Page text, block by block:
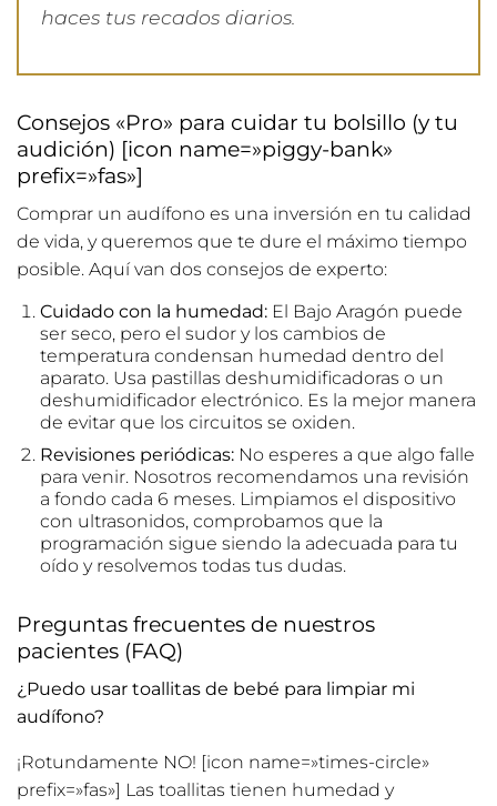
haces tus recados diarios.
Consejos «Pro» para cuidar tu bolsillo (y tu
audición) [icon name=»piggy-bank»
prefix=»fas»]
Comprar un audífono es una inversión en tu calidad
de vida, y queremos que te dure el máximo tiempo
posible. Aquí van dos consejos de experto:
Cuidado con la humedad:El Bajo Aragón puede
ser seco, pero el sudor y los cambios de
temperatura condensan humedad dentro del
aparato. Usa pastillas deshumidificadoras o un
deshumidificador electrónico. Es la mejor manera
de evitar que los circuitos se oxiden.
Revisiones periódicas:No esperes a que algo falle
para venir. Nosotros recomendamos una revisión
a fondo cada 6 meses. Limpiamos el dispositivo
con ultrasonidos, comprobamos que la
programación sigue siendo la adecuada para tu
oído y resolvemos todas tus dudas.
Preguntas frecuentes de nuestros
pacientes (FAQ)
¿Puedo usar toallitas de bebé para limpiar mi
audífono?
¡Rotundamente NO! [icon name=»times-circle»
prefix=»fas»] Las toallitas tienen humedad y